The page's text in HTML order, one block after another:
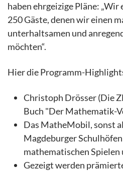
haben ehrgeizige Pläne:
250 Gäste, denen wir einen
unterhaltsamen und
möchten“.
Hier die Programm-
Christoph Drösser (Die
Buch "Der Mathematik-
Das MatheMobil, sonst
Magdeburger
mathematischen Spielen
Gezeigt werden